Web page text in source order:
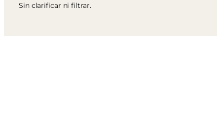
Sin clarificar ni filtrar.